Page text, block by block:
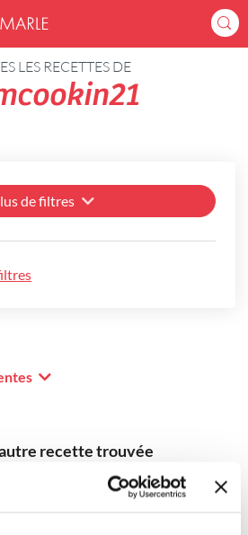
LES RECETTES DE
de filtres
recette trouvée